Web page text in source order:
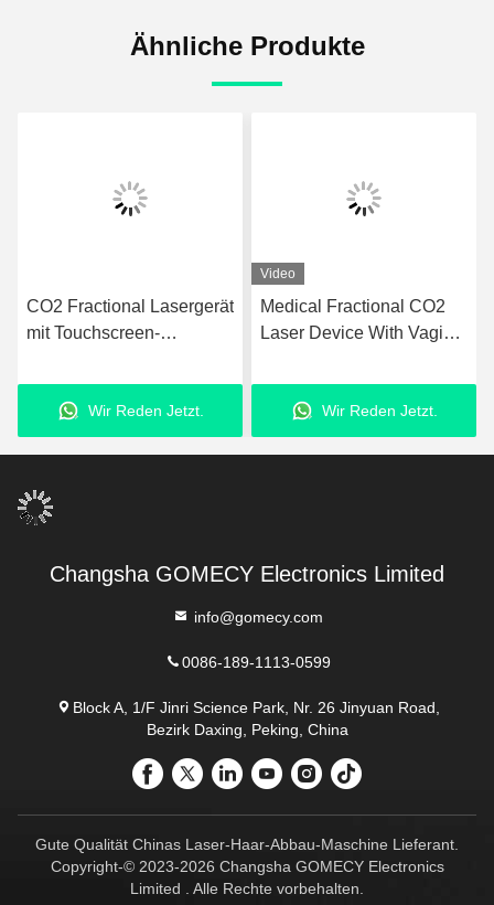
Ähnliche Produkte
CO2 Fractional Lasergerät
mit Touchscreen-
fortschrittliche
Hauttherapie,
Faltenentfernung und -
Wir Reden Jetzt.
Video
Medical Fractional CO2
Laser Device With Vaginal
Rejuvenation Skin
Tightening And
Pigmentation Therapy
Wir Reden Jetzt.
Changsha GOMECY Electronics Limited
info@gomecy.com
0086-189-1113-0599
Block A, 1/F Jinri Science Park, Nr. 26 Jinyuan Road,
Bezirk Daxing, Peking, China
Gute Qualität Chinas Laser-Haar-Abbau-Maschine Lieferant.
Copyright-© 2023-2026 Changsha GOMECY Electronics
Limited . Alle Rechte vorbehalten.